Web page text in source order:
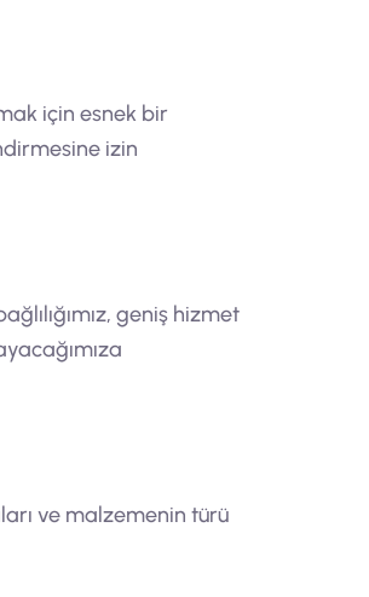
için esnek bir
izin
geniş hizmet
ve malzemenin türü